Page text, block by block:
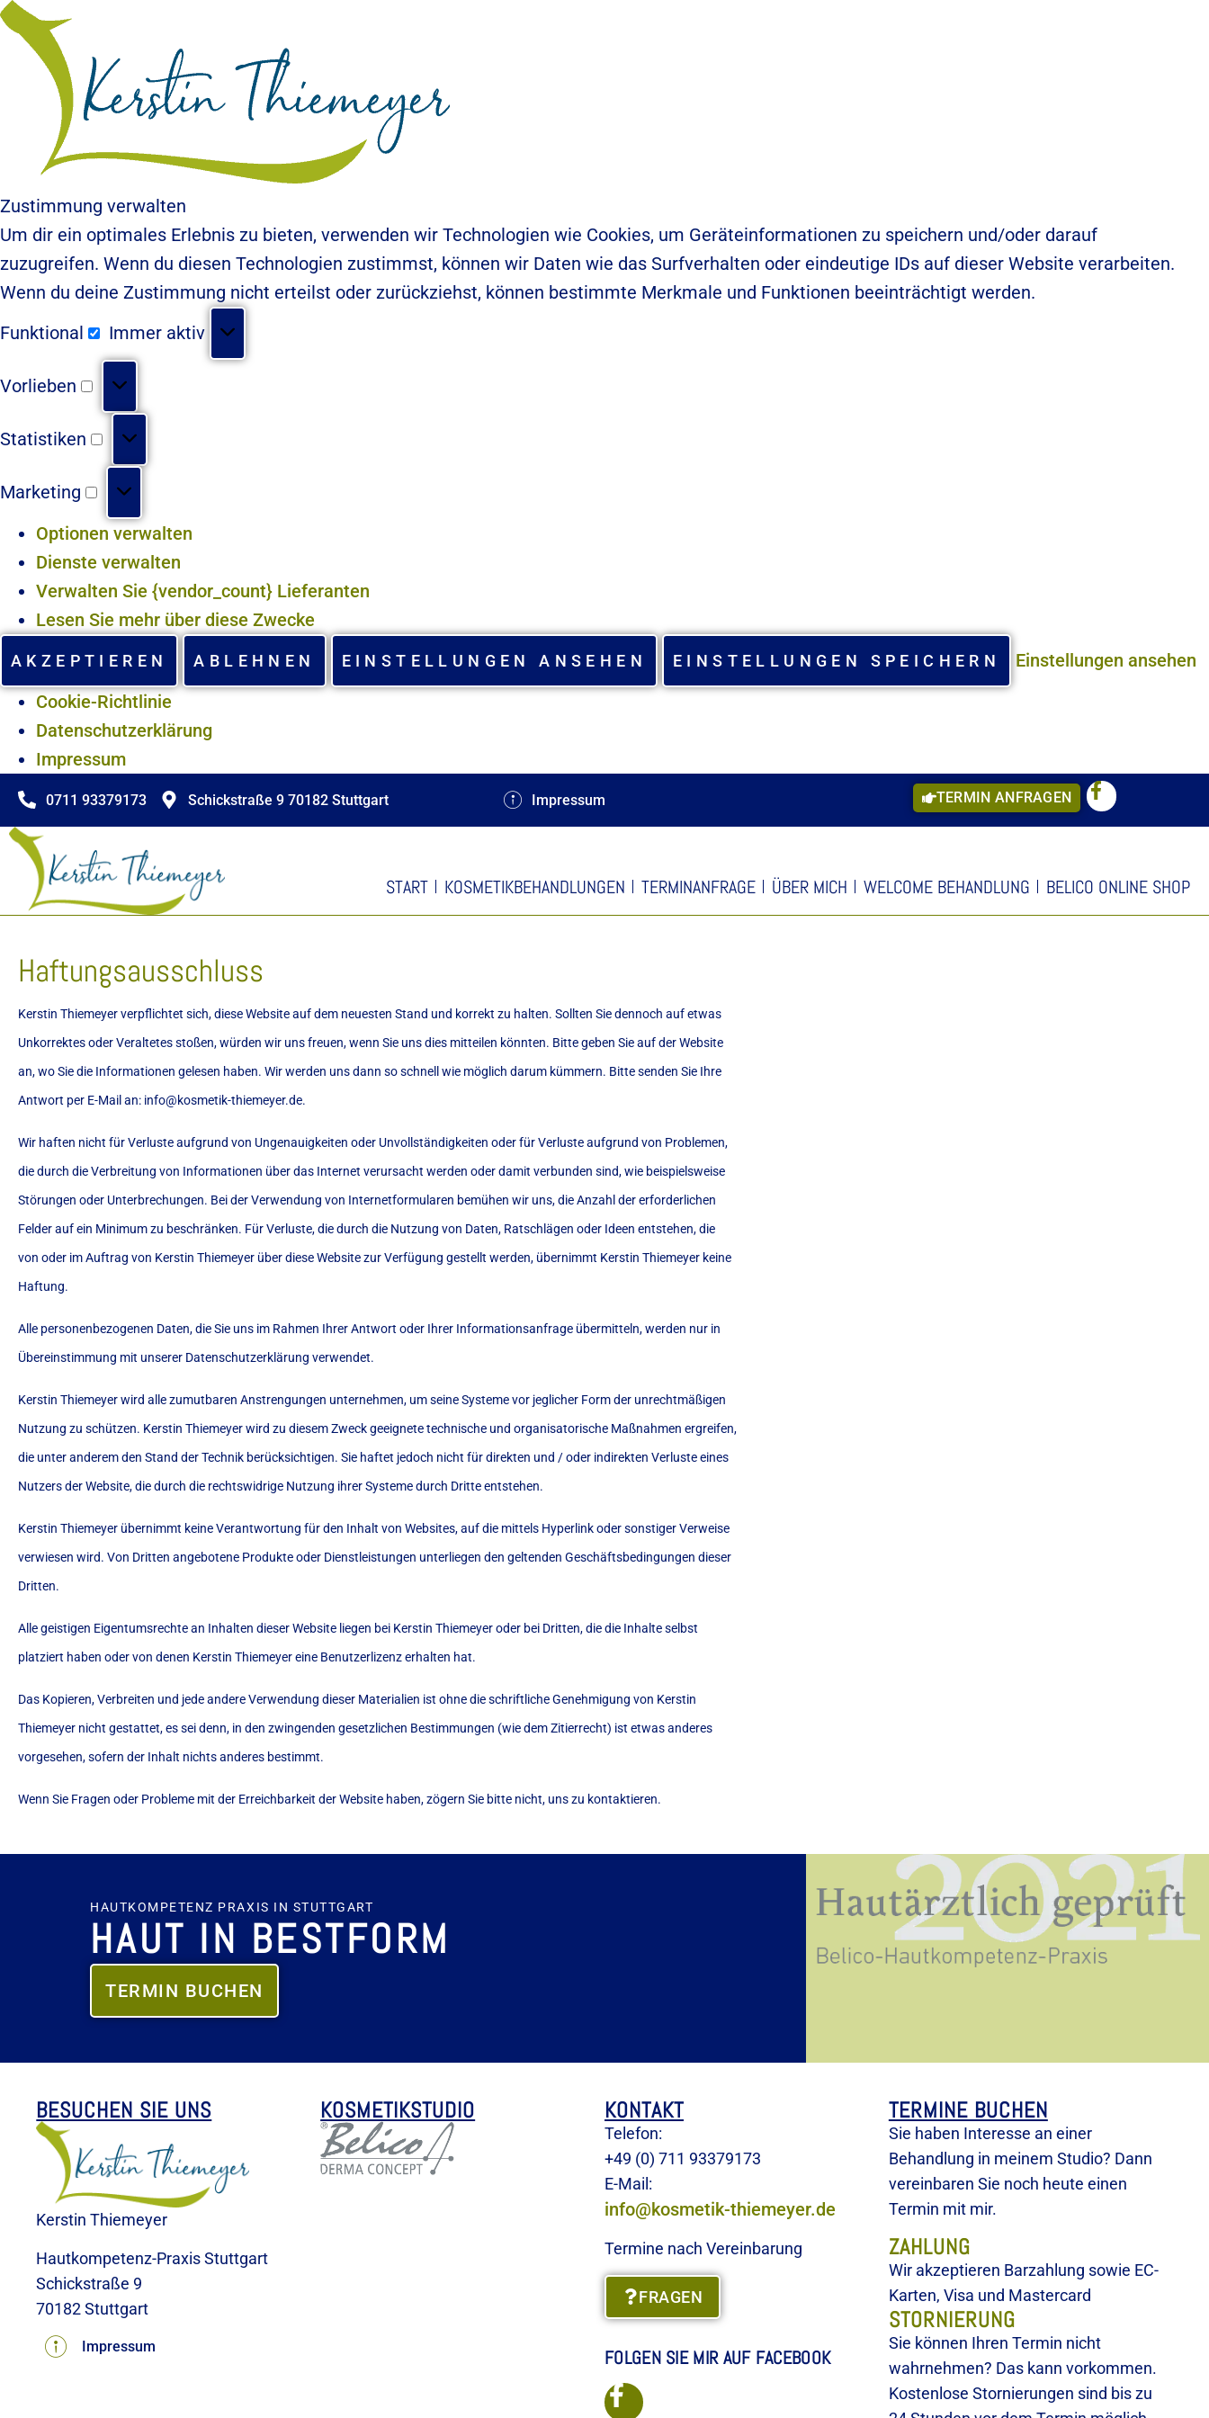
Zustimmung verwalten
Um dir ein optimales Erlebnis zu bieten, verwenden wir Technologien wie Cookies, um Geräteinformationen zu speichern und/oder darauf
zuzugreifen. Wenn du diesen Technologien zustimmst, können wir Daten wie das Surfverhalten oder eindeutige IDs auf dieser Website verarbeiten.
Wenn du deine Zustimmung nicht erteilst oder zurückziehst, können bestimmte Merkmale und Funktionen beeinträchtigt werden.
Funktional
Immer aktiv
Vorlieben
Statistiken
Marketing
Optionen verwalten
Dienste verwalten
Verwalten Sie {vendor_count} Lieferanten
Lesen Sie mehr über diese Zwecke
AKZEPTIEREN ABLEHNEN EINSTELLUNGEN ANSEHEN EINSTELLUNGEN SPEICHERN
Einstellungen ansehen
Cookie-Richtlinie
Datenschutzerklärung
Impressum
0711 93379173 Schickstraße 9 70182 Stuttgart Impressum TERMIN ANFRAGEN
START KOSMETIKBEHANDLUNGEN TERMINANFRAGE ÜBER MICH WELCOME BEHANDLUNG BELICO ONLINE SHOP
Haftungsausschluss
Kerstin Thiemeyer verpflichtet sich, diese Website auf dem neuesten Stand und korrekt zu halten. Sollten Sie dennoch auf etwas
Unkorrektes oder Veraltetes stoßen, würden wir uns freuen, wenn Sie uns dies mitteilen könnten. Bitte geben Sie auf der Website
an, wo Sie die Informationen gelesen haben. Wir werden uns dann so schnell wie möglich darum kümmern. Bitte senden Sie Ihre
Antwort per E-Mail an: info@kosmetik-thiemeyer.de.
Wir haften nicht für Verluste aufgrund von Ungenauigkeiten oder Unvollständigkeiten oder für Verluste aufgrund von Problemen,
die durch die Verbreitung von Informationen über das Internet verursacht werden oder damit verbunden sind, wie beispielsweise
Störungen oder Unterbrechungen. Bei der Verwendung von Internetformularen bemühen wir uns, die Anzahl der erforderlichen
Felder auf ein Minimum zu beschränken. Für Verluste, die durch die Nutzung von Daten, Ratschlägen oder Ideen entstehen, die
von oder im Auftrag von Kerstin Thiemeyer über diese Website zur Verfügung gestellt werden, übernimmt Kerstin Thiemeyer keine
Haftung.
Alle personenbezogenen Daten, die Sie uns im Rahmen Ihrer Antwort oder Ihrer Informationsanfrage übermitteln, werden nur in
Übereinstimmung mit unserer Datenschutzerklärung verwendet.
Kerstin Thiemeyer wird alle zumutbaren Anstrengungen unternehmen, um seine Systeme vor jeglicher Form der unrechtmäßigen
Nutzung zu schützen. Kerstin Thiemeyer wird zu diesem Zweck geeignete technische und organisatorische Maßnahmen ergreifen,
die unter anderem den Stand der Technik berücksichtigen. Sie haftet jedoch nicht für direkten und / oder indirekten Verluste eines
Nutzers der Website, die durch die rechtswidrige Nutzung ihrer Systeme durch Dritte entstehen.
Kerstin Thiemeyer übernimmt keine Verantwortung für den Inhalt von Websites, auf die mittels Hyperlink oder sonstiger Verweise
verwiesen wird. Von Dritten angebotene Produkte oder Dienstleistungen unterliegen den geltenden Geschäftsbedingungen dieser
Dritten.
Alle geistigen Eigentumsrechte an Inhalten dieser Website liegen bei Kerstin Thiemeyer oder bei Dritten, die die Inhalte selbst
platziert haben oder von denen Kerstin Thiemeyer eine Benutzerlizenz erhalten hat.
Das Kopieren, Verbreiten und jede andere Verwendung dieser Materialien ist ohne die schriftliche Genehmigung von Kerstin
Thiemeyer nicht gestattet, es sei denn, in den zwingenden gesetzlichen Bestimmungen (wie dem Zitierrecht) ist etwas anderes
vorgesehen, sofern der Inhalt nichts anderes bestimmt.
Wenn Sie Fragen oder Probleme mit der Erreichbarkeit der Website haben, zögern Sie bitte nicht, uns zu kontaktieren.
HAUTKOMPETENZ PRAXIS IN STUTTGART
HAUT IN BESTFORM
TERMIN BUCHEN
BESUCHEN SIE UNS
Kerstin Thiemeyer
Hautkompetenz-Praxis Stuttgart
Schickstraße 9
70182 Stuttgart
Impressum
KOSMETIKSTUDIO KONTAKT
Telefon:
+49 (0) 711 93379173
E-Mail:
info@kosmetik-thiemeyer.de
Termine nach Vereinbarung
FRAGEN
FOLGEN SIE MIR AUF FACEBOOK
TERMINE BUCHEN
Sie haben Interesse an einer
Behandlung in meinem Studio? Dann
vereinbaren Sie noch heute einen
Termin mit mir.
ZAHLUNG
Wir akzeptieren Barzahlung sowie EC-
Karten, Visa und Mastercard
STORNIERUNG
Sie können Ihren Termin nicht
wahrnehmen? Das kann vorkommen.
Kostenlose Stornierungen sind bis zu